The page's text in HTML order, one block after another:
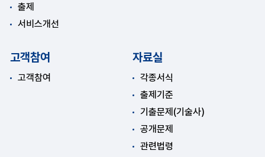
출제
서비스개선
고객참여
고객참여
자료실
각종서식
출제기준
기출문제(기술사)
공개문제
관련법령